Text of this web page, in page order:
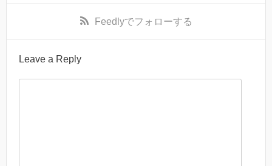
Feedlyでフォローする
Leave a Reply